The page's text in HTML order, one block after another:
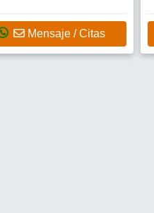
Mensaje / Citas